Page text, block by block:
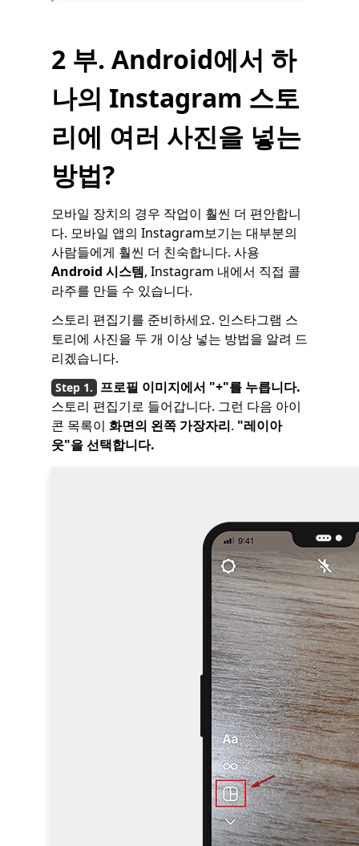
2 부. Android에서 하
나의 Instagram 스토
리에 여러 사진을 넣는
방법?
모바일 장치의 경우 작업이 훨씬 더 편안합니
다. 모바일 앱의 Instagram보기는 대부분의
사람들에게 훨씬 더 친숙합니다. 사용
Android 시스템, Instagram 내에서 직접 콜
라주를 만들 수 있습니다.
스토리 편집기를 준비하세요. 인스타그램 스
토리에 사진을 두 개 이상 넣는 방법을 알려 드
리겠습니다.
프로필 이미지에서 "+"를 누릅니다.
스토리 편집기로 들어갑니다. 그런 다음 아이
콘 목록이 화면의 왼쪽 가장자리. "레이아
웃"을 선택합니다.